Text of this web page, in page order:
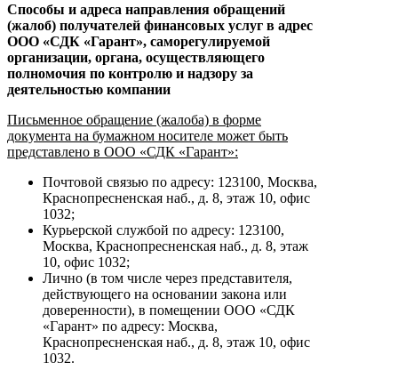
Способы и адреса направления обращений
(жалоб) получателей финансовых услуг в адрес
ООО «СДК «Гарант», саморегулируемой
организации, органа, осуществляющего
полномочия по контролю и надзору за
деятельностью компании
Письменное обращение (жалоба) в форме
документа на бумажном носителе может быть
представлено в ООО «СДК «Гарант»:
Почтовой связью по адресу: 123100, Москва,
Краснопресненская наб., д. 8, этаж 10, офис
1032;
Курьерской службой по адресу: 123100,
Москва, Краснопресненская наб., д. 8, этаж
10, офис 1032;
Лично (в том числе через представителя,
действующего на основании закона или
доверенности), в помещении ООО «СДК
«Гарант» по адресу: Москва,
Краснопресненская наб., д. 8, этаж 10, офис
1032.